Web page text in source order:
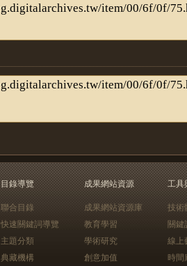
目錄導覽
聯合目錄
快速關鍵詞導覽
主題分類
典藏機構
成果網站資源
成果網站資源庫
教育學習
學術研究
創意加值
工具
技術
關鍵
線上
時間